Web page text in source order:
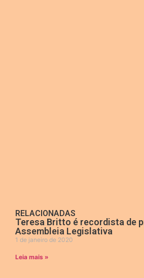
RELACIONADAS
Teresa Britto é recordista de
Assembleia Legislativa
1 de janeiro de 2020
Leia mais »